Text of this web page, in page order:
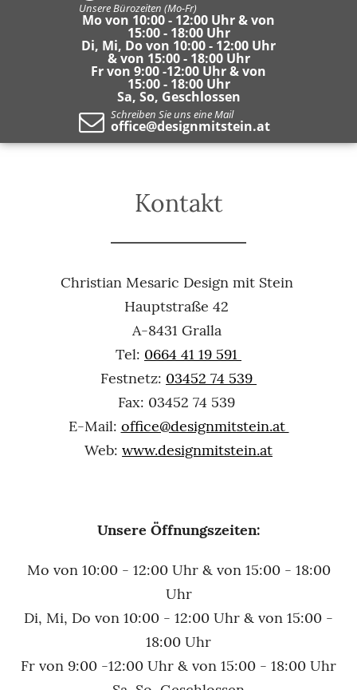
Unsere Bürozeiten (Mo-Fr)
Mo von 10:00 - 12:00 Uhr & von
15:00 - 18:00 Uhr
Di, Mi, Do von 10:00 - 12:00 Uhr
& von 15:00 - 18:00 Uhr
Fr von 9:00 -12:00 Uhr & von
15:00 - 18:00 Uhr
Sa, So, Geschlossen
Schreiben Sie uns eine Mail
office@designmitstein.at
Kontakt
Christian Mesaric Design mit Stein
Hauptstraße 42
A-8431 Gralla
Tel: 0664 41 19 591
Festnetz: 03452 74 539
Fax: 03452 74 539
E-Mail: office@designmitstein.at
Web: www.designmitstein.at
Unsere Öffnungszeiten:
Mo von 10:00 - 12:00 Uhr & von 15:00 - 18:00
Uhr
Di, Mi, Do von 10:00 - 12:00 Uhr & von 15:00 -
18:00 Uhr
Fr von 9:00 -12:00 Uhr & von 15:00 - 18:00 Uhr